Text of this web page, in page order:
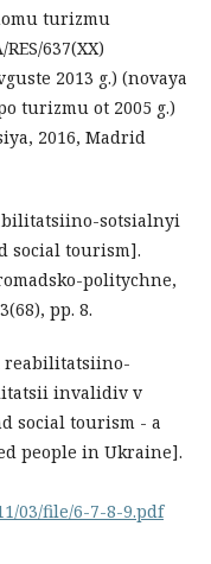
turizmu
637(XX)
2013 g.) (novaya
turizmu ot 2005 g.)
2016, Madrid
sotsialnyi
social tourism].
politychne,
pp. 8.
reabilitatsiino-
invalidiv v
social tourism - a
people in Ukraine].
03/file/6-7-8-9.pdf